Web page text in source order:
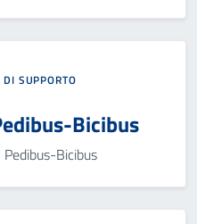
SUPPORTO
Bicibus
Bicibus